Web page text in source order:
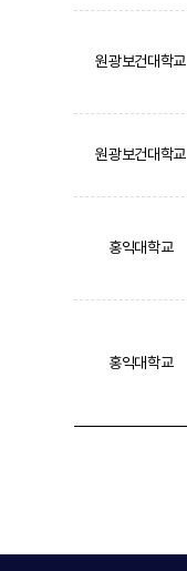
원광보건대학교
원광보건대학교
홍익대학교
홍익대학교